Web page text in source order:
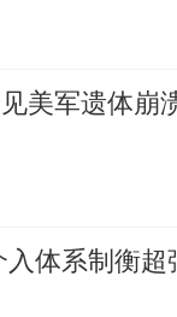
美军遗体崩
体系制衡超